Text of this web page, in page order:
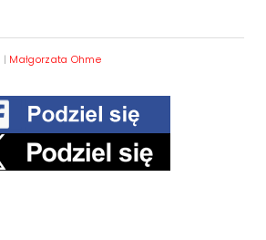
| Małgorzata Ohme